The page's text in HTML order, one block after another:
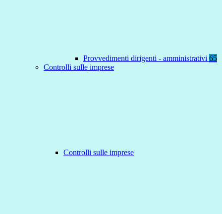
Provvedimenti dirigenti - amministrativi 65
Controlli sulle imprese
Controlli sulle imprese